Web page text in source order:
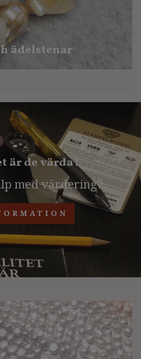
ädelstenar
är de värda?
med värdering?